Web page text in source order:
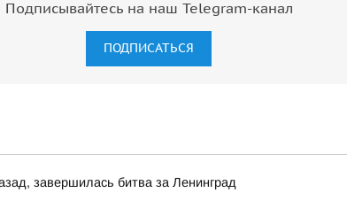
Подписывайтесь на наш Telegram-канал
ПОДПИСАТЬСЯ
завершилась битва за Ленинград